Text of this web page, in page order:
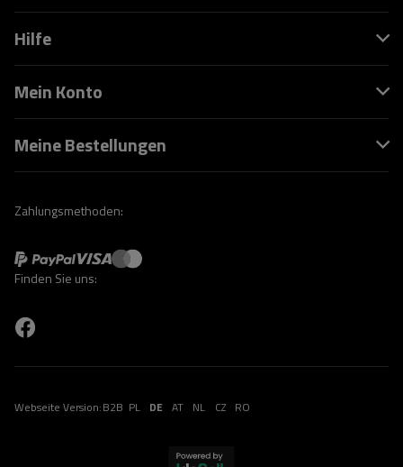
Hilfe
Mein Konto
Meine Bestellungen
Zahlungsmethoden:
Finden Sie uns:
Webseite Version:B2B PL DE AT NL CZ RO